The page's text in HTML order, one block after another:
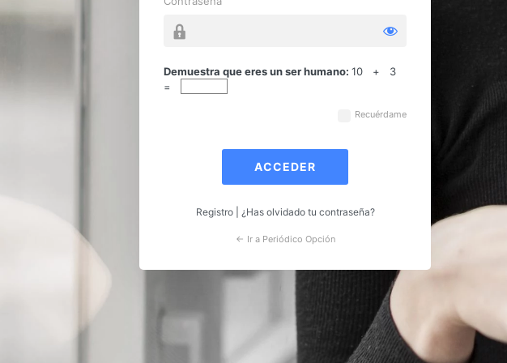
Acceder
Demuestra que eres un ser humano: 10 + 3
=
Recuérdame
Registro| ¿Has olvidado tu contraseña?
← Ir a Periódico Opción